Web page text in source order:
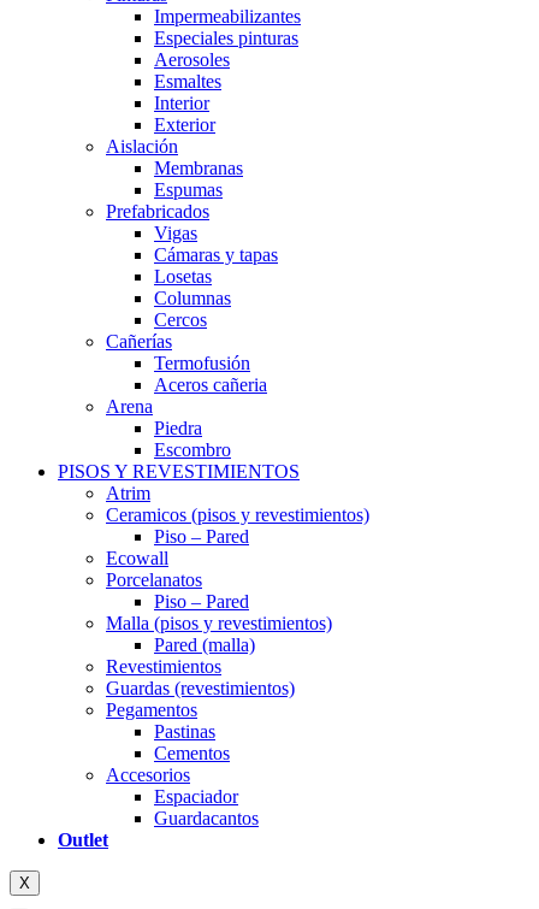
Impermeabilizantes
Especiales pinturas
Aerosoles
Esmaltes
Interior
Exterior
Aislación
Membranas
Espumas
Prefabricados
Vigas
Cámaras y tapas
Losetas
Columnas
Cercos
Cañerías
Termofusión
Aceros cañeria
Arena
Piedra
Escombro
PISOS Y REVESTIMIENTOS
Atrim
Ceramicos (pisos y revestimientos)
Piso – Pared
Ecowall
Porcelanatos
Piso – Pared
Malla (pisos y revestimientos)
Pared (malla)
Revestimientos
Guardas (revestimientos)
Pegamentos
Pastinas
Cementos
Accesorios
Espaciador
Guardacantos
Outlet
X